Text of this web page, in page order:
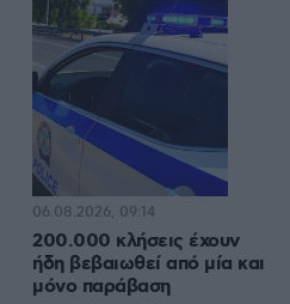
200.000 κλήσεις έχουν
ήδη βεβαιωθεί από μία και
μόνο παράβαση
06.08.2026, 09:14